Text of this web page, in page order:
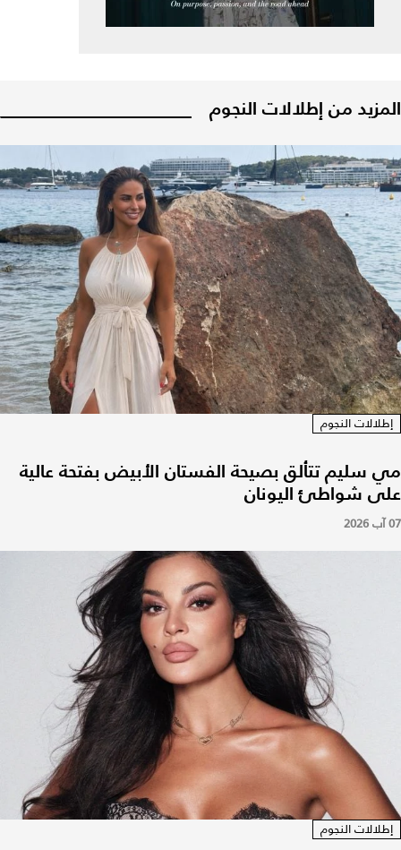
المزيد من إطلالات النجوم
إطلالات النجوم
مي سليم تتألق بصيحة الفستان الأبيض بفتحة عالية
على شواطئ اليونان
07 آب 2026
إطلالات النجوم